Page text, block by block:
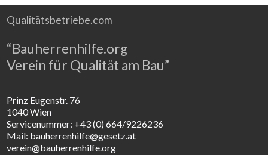
Unternehmen im Vordergrund. Die Familie
Qualitätsbetriebe.com
“Bauherrenhilfe.org
Verein für Qualität am Bau”
Prinz Eugenstr. 76
1040 Wien
Servicenummer: +43 (0) 664/9226236
Mail: bauherrenhilfe@gesetz.at
verein@bauherrenhilfe.org